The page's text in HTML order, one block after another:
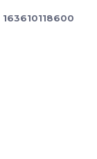
163610118600